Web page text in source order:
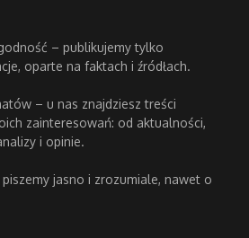
– publikujemy tylko
oparte na faktach i źródłach.
– u nas znajdziesz treści
zainteresowań: od aktualności,
i opinie.
jasno i zrozumiale, nawet o